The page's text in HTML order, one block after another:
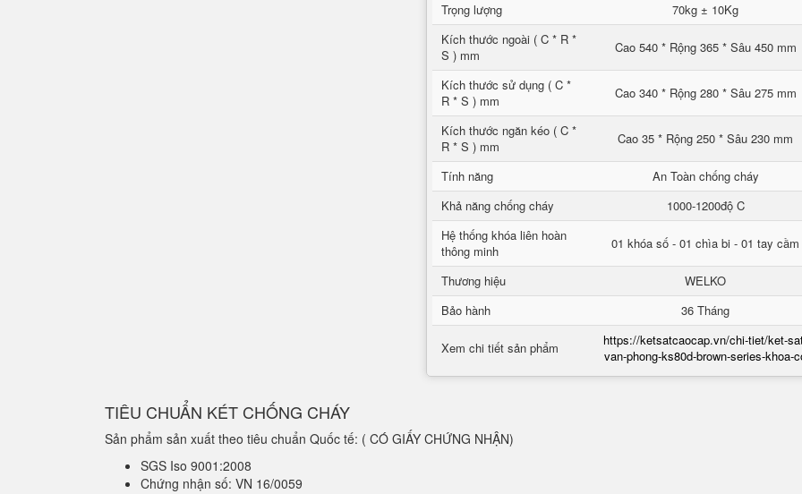
Trọng lượng
70kg ± 10Kg
Kích thước ngoài ( C * R *
S ) mm
Cao 540 * Rộng 365 * Sâu 450 mm
Kích thước sử dụng ( C *
R * S ) mm
Cao 340 * Rộng 280 * Sâu 275 mm
Kích thước ngăn kéo ( C *
R * S ) mm
Cao 35 * Rộng 250 * Sâu 230 mm
Tính năng
An Toàn chống cháy
Khả năng chống cháy
1000-1200độ C
Hệ thống khóa liên hoàn
thông minh
01 khóa số - 01 chìa bi - 01 tay cầm
Thương hiệu
WELKO
Bảo hành
36 Tháng
Xem chi tiết sản phẩm
https://ketsatcaocap.vn/chi-tiet/ket-
van-phong-ks80d-brown-series-khoa-
TIÊU CHUẨN KÉT CHỐNG CHÁY
Sản phẩm sản xuất theo tiêu chuẩn Quốc tế: ( CÓ GIẤY CHỨNG NHẬN)
SGS Iso 9001:2008
Chứng nhận số: VN 16/0059